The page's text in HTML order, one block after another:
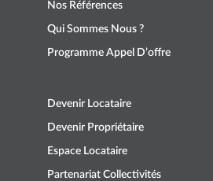
Nos Références
Qui Sommes Nous ?
Programme Appel D’offre
Devenir Locataire
Devenir Propriétaire
Espace Locataire
Partenariat Collectivités